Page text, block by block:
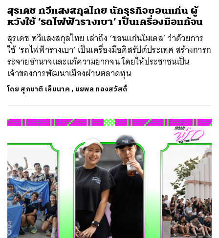
สุรเดช ทวีแสงสกุลไทย นักธุรกิจขอนแก่น ผู้
หวังใช้ ‘รถไฟฟ้ารางเบา’ เป็นเครื่องมือแก้จน
สุรเดช ทวีแสงสกุลไทย เล่าถึง ‘ขอนแก่นโมเดล’ ว่าด้วยการ
ใช้ ‘รถไฟฟ้ารางเบา’ เป็นเครื่องมือดิสรัปต์ประเทศ สร้างการก
ระจายอำนาจและแก้ความยากจน โดยให้ประชาชนเป็น
เจ้าของการพัฒนาเมืองผ่านตลาดทุน
โดย สุภชาติ เล็บนาค, ชยพล ทองสวัสดิ์